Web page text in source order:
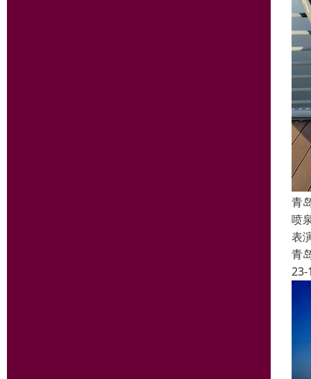
青
喷
表
青
23-